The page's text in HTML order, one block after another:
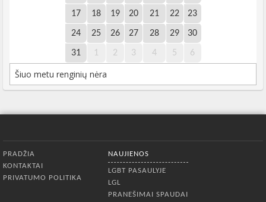
17 18 19 20 21 22 23
24 25 26 27 28 29 30
31 1 2 3 4 5 6
Šiuo metu renginių nėra
PRADŽIA
KONTAKTAI
PRIVATUMO POLITIKA
NAUJIENOS
LGBT PASAULYJE
LGL
PRANEŠIMAI SPAUDAI